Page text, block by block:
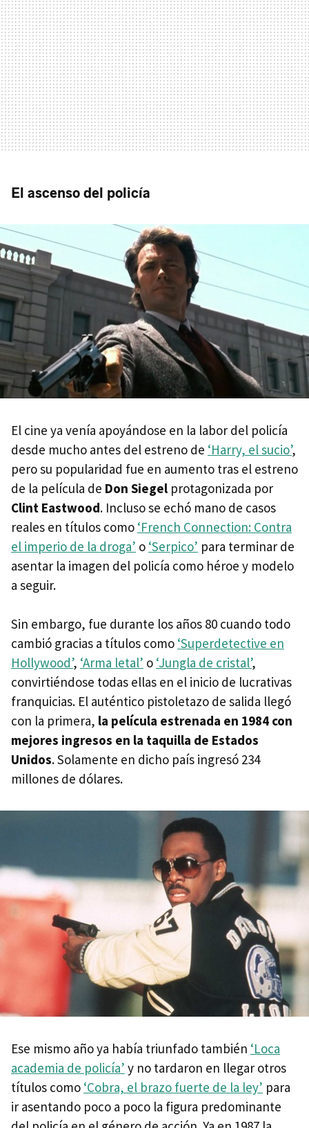
El ascenso del policía
El cine ya venía apoyándose en la labor del policía
desde mucho antes del estreno de ‘Harry, el sucio’,
pero su popularidad fue en aumento tras el estreno
de la película de Don Siegel protagonizada por
Clint Eastwood. Incluso se echó mano de casos
reales en títulos como ‘French Connection: Contra
el imperio de la droga’ o ‘Serpico’ para terminar de
asentar la imagen del policía como héroe y modelo
a seguir.
Sin embargo, fue durante los años 80 cuando todo
cambió gracias a títulos como ‘Superdetective en
Hollywood’, ‘Arma letal’ o ‘Jungla de cristal’,
convirtiéndose todas ellas en el inicio de lucrativas
franquicias. El auténtico pistoletazo de salida llegó
con la primera, la película estrenada en 1984 con
mejores ingresos en la taquilla de Estados
Unidos. Solamente en dicho país ingresó 234
millones de dólares.
Ese mismo año ya había triunfado también ‘Loca
academia de policía’ y no tardaron en llegar otros
títulos como ‘Cobra, el brazo fuerte de la ley’ para
ir asentando poco a poco la figura predominante